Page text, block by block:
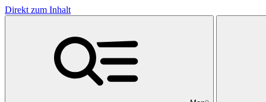
Direkt zum Inhalt